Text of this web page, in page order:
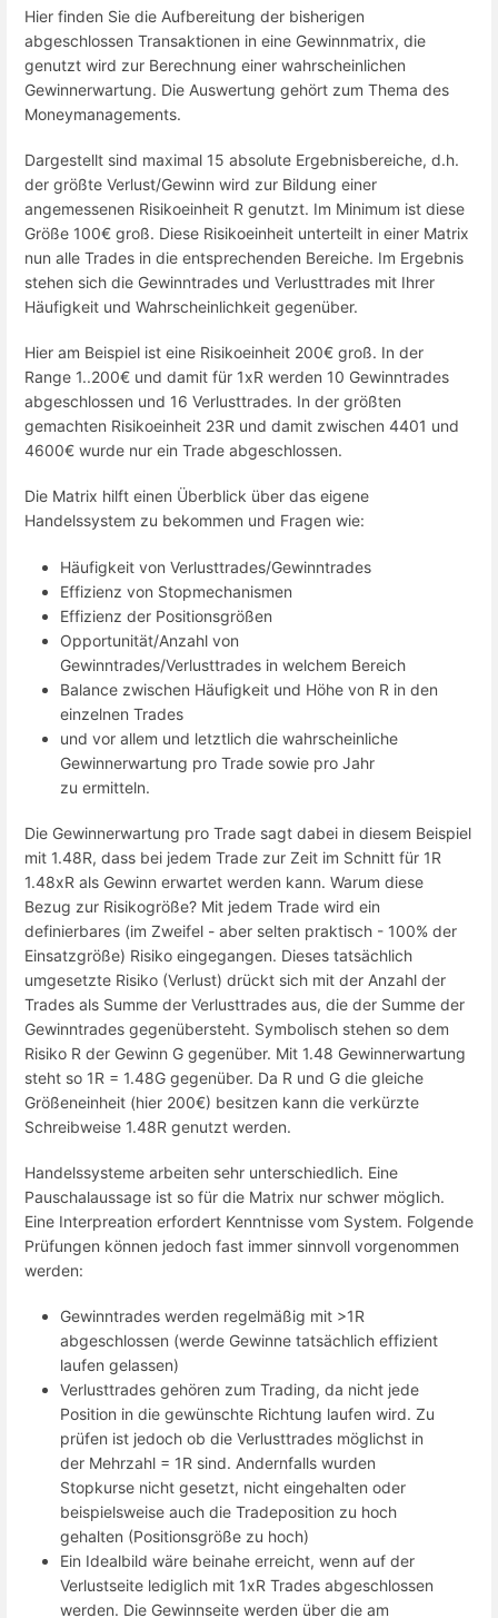
Hier finden Sie die Aufbereitung der bisherigen
abgeschlossen Transaktionen in eine Gewinnmatrix, die
genutzt wird zur Berechnung einer wahrscheinlichen
Gewinnerwartung. Die Auswertung gehört zum Thema des
Moneymanagements.
Dargestellt sind maximal 15 absolute Ergebnisbereiche, d.h.
der größte Verlust/Gewinn wird zur Bildung einer
angemessenen Risikoeinheit R genutzt. Im Minimum ist diese
Größe 100€ groß. Diese Risikoeinheit unterteilt in einer Matrix
nun alle Trades in die entsprechenden Bereiche. Im Ergebnis
stehen sich die Gewinntrades und Verlusttrades mit Ihrer
Häufigkeit und Wahrscheinlichkeit gegenüber.
Hier am Beispiel ist eine Risikoeinheit 200€ groß. In der
Range 1..200€ und damit für 1xR werden 10 Gewinntrades
abgeschlossen und 16 Verlusttrades. In der größten
gemachten Risikoeinheit 23R und damit zwischen 4401 und
4600€ wurde nur ein Trade abgeschlossen.
Die Matrix hilft einen Überblick über das eigene
Handelssystem zu bekommen und Fragen wie:
Häufigkeit von Verlusttrades/Gewinntrades
Effizienz von Stopmechanismen
Effizienz der Positionsgrößen
Opportunität/Anzahl von
Gewinntrades/Verlusttrades in welchem Bereich
Balance zwischen Häufigkeit und Höhe von R in den
einzelnen Trades
und vor allem und letztlich die wahrscheinliche
Gewinnerwartung pro Trade sowie pro Jahr
zu ermitteln.
Die Gewinnerwartung pro Trade sagt dabei in diesem Beispiel
mit 1.48R, dass bei jedem Trade zur Zeit im Schnitt für 1R
1.48xR als Gewinn erwartet werden kann. Warum diese
Bezug zur Risikogröße? Mit jedem Trade wird ein
definierbares (im Zweifel - aber selten praktisch - 100% der
Einsatzgröße) Risiko eingegangen. Dieses tatsächlich
umgesetzte Risiko (Verlust) drückt sich mit der Anzahl der
Trades als Summe der Verlusttrades aus, die der Summe der
Gewinntrades gegenübersteht. Symbolisch stehen so dem
Risiko R der Gewinn G gegenüber. Mit 1.48 Gewinnerwartung
steht so 1R = 1.48G gegenüber. Da R und G die gleiche
Größeneinheit (hier 200€) besitzen kann die verkürzte
Schreibweise 1.48R genutzt werden.
Handelssysteme arbeiten sehr unterschiedlich. Eine
Pauschalaussage ist so für die Matrix nur schwer möglich.
Eine Interpreation erfordert Kenntnisse vom System. Folgende
Prüfungen können jedoch fast immer sinnvoll vorgenommen
werden:
Gewinntrades werden regelmäßig mit >1R
abgeschlossen (werde Gewinne tatsächlich effizient
laufen gelassen)
Verlusttrades gehören zum Trading, da nicht jede
Position in die gewünschte Richtung laufen wird. Zu
prüfen ist jedoch ob die Verlusttrades möglichst in
der Mehrzahl = 1R sind. Andernfalls wurden
Stopkurse nicht gesetzt, nicht eingehalten oder
beispielsweise auch die Tradeposition zu hoch
gehalten (Positionsgröße zu hoch)
Ein Idealbild wäre beinahe erreicht, wenn auf der
Verlustseite lediglich mit 1xR Trades abgeschlossen
werden. Die Gewinnseite werden über die am